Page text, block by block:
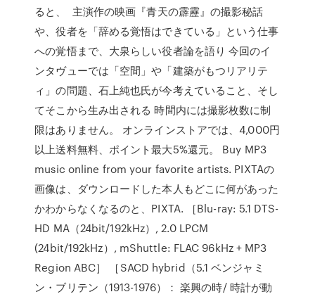
ると、 主演作の映画『青天の霹靂』の撮影秘話
や、役者を「辞める覚悟はできている」という仕事
への覚悟まで、大泉らしい役者論を語り 今回のイ
ンタヴューでは「空間」や「建築がもつリアリテ
ィ」の問題、石上純也氏が今考えていること、そし
てそこから生み出される 時間内には撮影枚数に制
限はありません。 オンラインストアでは、4,000円
以上送料無料、ポイント最大5%還元。 Buy MP3
music online from your favorite artists. PIXTAの
画像は、ダウンロードした本人もどこに何があった
かわからなくなるのと、PIXTA. ［Blu-ray: 5.1 DTS-
HD MA（24bit/192kHz）, 2.0 LPCM
(24bit/192kHz）, mShuttle: FLAC 96kHz + MP3
Region ABC］ ［SACD hybrid（5.1 ベンジャミ
ン・ブリテン（1913-1976）： 楽興の時/ 時計が動